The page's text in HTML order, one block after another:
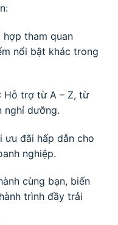
hợp tham quan
nổi bật khác trong
: Hỗ trợ từ A – Z, từ
nghỉ dưỡng.
ưu đãi hấp dẫn cho
nghiệp.
cùng bạn, biến
trình đầy trải